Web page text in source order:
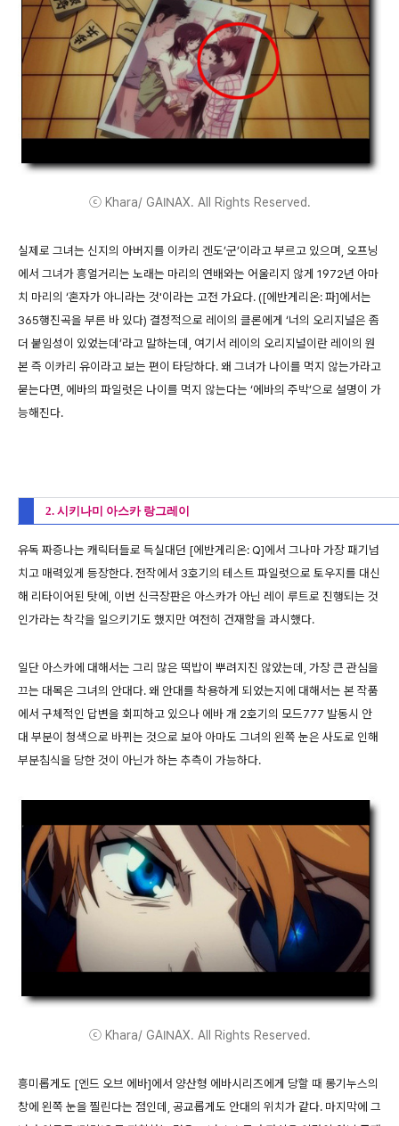
ⓒ Khara/ GAINAX. All Rights Reserved.
실제로 그녀는 신지의 아버지를 이카리 겐도’군’이라고 부르고 있으며, 오프닝
에서 그녀가 흥얼거리는 노래는 마리의 연배와는 어울리지 않게 1972년 아마
치 마리의 ‘혼자가 아니라는 것'이라는 고전 가요다. ([에반게리온: 파]에서는
365행진곡을 부른 바 있다) 결정적으로 레이의 클론에게 ‘너의 오리지널은 좀
더 붙임성이 있었는데’라고 말하는데, 여기서 레이의 오리지널이란 레이의 원
본 즉 이카리 유이라고 보는 편이 타당하다. 왜 그녀가 나이를 먹지 않는가라고
묻는다면, 에바의 파일럿은 나이를 먹지 않는다는 ‘에바의 주박’으로 설명이 가
능해진다.
2. 시키나미 아스카 랑그레이
유독 짜증나는 캐릭터들로 득실대던 [에반게리온: Q]에서 그나마 가장 패기넘
치고 매력있게 등장한다. 전작에서 3호기의 테스트 파일럿으로 토우지를 대신
해 리타이어된 탓에, 이번 신극장판은 아스카가 아닌 레이 루트로 진행되는 것
인가라는 착각을 일으키기도 했지만 여전히 건재함을 과시했다.
일단 아스카에 대해서는 그리 많은 떡밥이 뿌려지진 않았는데, 가장 큰 관심을
끄는 대목은 그녀의 안대다. 왜 안대를 착용하게 되었는지에 대해서는 본 작품
에서 구체적인 답변을 회피하고 있으나 에바 개 2호기의 모드777 발동시 안
대 부분이 청색으로 바뀌는 것으로 보아 아마도 그녀의 왼쪽 눈은 사도로 인해
부분침식을 당한 것이 아닌가 하는 추측이 가능하다.
ⓒ Khara/ GAINAX. All Rights Reserved.
흥미롭게도 [엔드 오브 에바]에서 양산형 에바시리즈에게 당할 때 롱기누스의
창에 왼쪽 눈을 찔린다는 점인데, 공교롭게도 안대의 위치가 같다. 마지막에 그